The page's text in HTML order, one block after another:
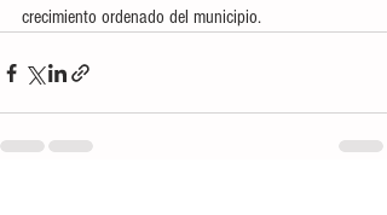
crecimiento ordenado del municipio.